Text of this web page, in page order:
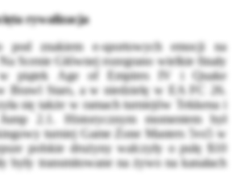
rywalizacja
pod znakiem e-sportowych emocji na
Scenie Głównej rozegrano wielkie finały
piątek Age of Empires IV i Quake
Brawl Stars, a w niedzielę w EA FC 26.
się także w ramach turniejów Tekkena i
2.1. Historycznym momentem był
turniej Game Zone Masters 5vs5 w
polskie drużyny walczyły o pulę $10
były transmitowane na żywo na kanałach